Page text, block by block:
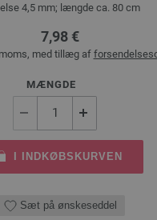
4,5 mm; længde ca. 80 cm
7,98 €
med tillæg af
MÆNGDE
I INDKØBSKURVEN
Sæt på ønskeseddel